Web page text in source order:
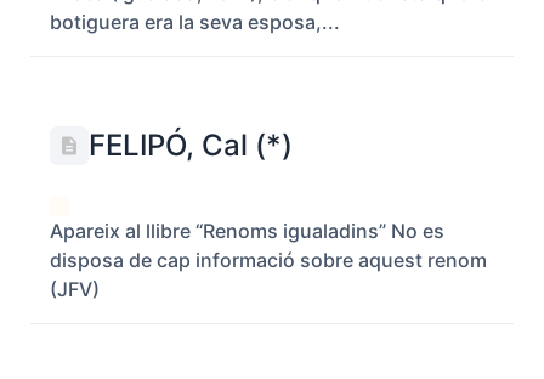
botiguera era la seva esposa,...
FELIPÓ, Cal (*)
Apareix al llibre “Renoms igualadins” No es
disposa de cap informació sobre aquest renom
(JFV)